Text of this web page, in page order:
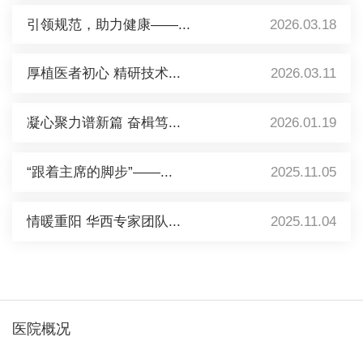
引领规范，助力健康——... 2026.03.18
厚植医者初心 精研技术... 2026.03.11
凝心聚力谱新篇 奋楫笃... 2026.01.19
“跟着主席的脚步”——... 2025.11.05
情暖重阳 华西专家团队... 2025.11.04
医院概况